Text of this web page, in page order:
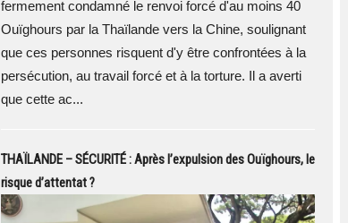
fermement condamné le renvoi forcé d'au moins 40
Ouïghours par la Thaïlande vers la Chine, soulignant
que ces personnes risquent d'y être confrontées à la
persécution, au travail forcé et à la torture. Il a averti
que cette ac...
THAÏLANDE – SÉCURITÉ : Après l’expulsion des Ouïghours, le
risque d’attentat ?